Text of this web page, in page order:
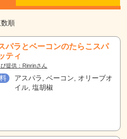
順
パラとベーコンのたらこスパ
ティ
提供：Rinrinさん
アスパラ, ベーコン, オリーブオ
イル, 塩胡椒